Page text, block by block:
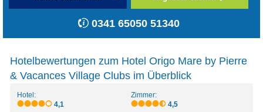
0341 65050 51340
Hotelbewertungen zum Hotel Origo Mare by Pierre
& Vacances Village Clubs im Überblick
Hotel:
4,1
Zimmer:
4,5